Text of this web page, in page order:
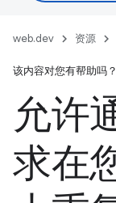
web.dev 资源
该内容对您有帮助吗？
允许
求在